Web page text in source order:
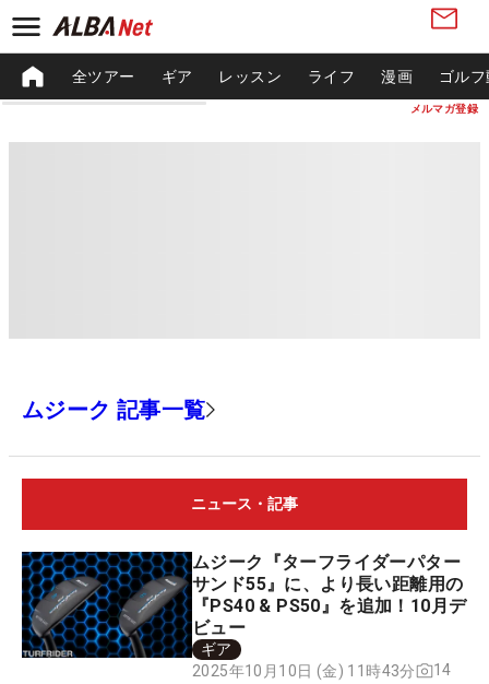
メルマガ登録
全ツアー ギア レッスン ライフ 漫画 ゴル
ムジーク 記事一覧
ニュース・記事
ムジーク『ターフライダーパター
サンド55』に、より長い距離用の
『PS40 & PS50』を追加！10月デ
ビュー
ギア
2025年10月10日 (金) 11時43分
14